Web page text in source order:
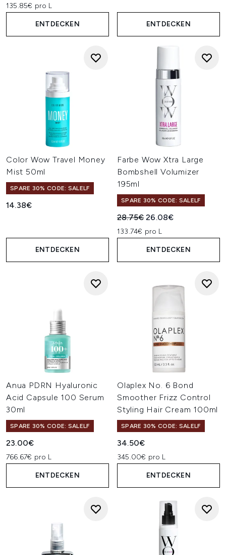
135.85€ pro L
ENTDECKEN ENTDECKEN
Color Wow Travel Money
Mist 50ml
SPARE 30% CODE: SALELF
14.38€
ENTDECKEN
Farbe Wow Xtra Large
Bombshell Volumizer
195ml
SPARE 30% CODE: SALELF
Unverbindliche
28.75€Aktueller Preis:
26.08€
133.74€ pro L
ENTDECKEN
Anua PDRN Hyaluronic
Acid Capsule 100 Serum
30ml
SPARE 30% CODE: SALELF
23.00€
766.67€ pro L
ENTDECKEN
Olaplex No. 6 Bond
Smoother Frizz Control
Styling Hair Cream 100ml
SPARE 30% CODE: SALELF
34.50€
345.00€ pro L
ENTDECKEN